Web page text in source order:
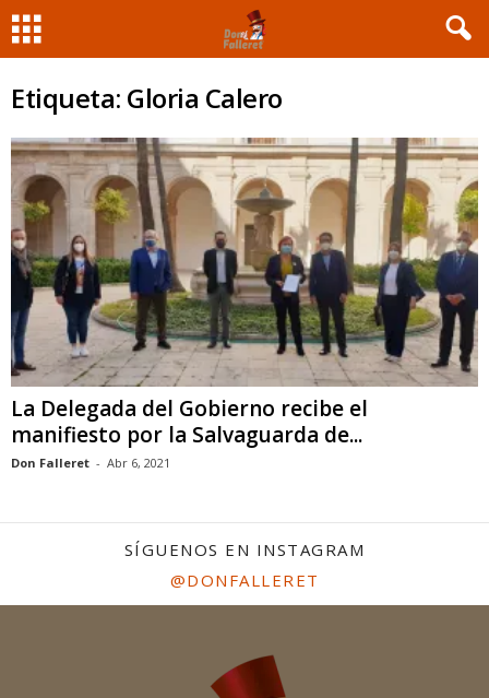
Etiqueta: Gloria Calero
La Delegada del Gobierno recibe el
manifiesto por la Salvaguarda de...
Don Falleret - Abr 6, 2021
SÍGUENOS EN INSTAGRAM
@DONFALLERET